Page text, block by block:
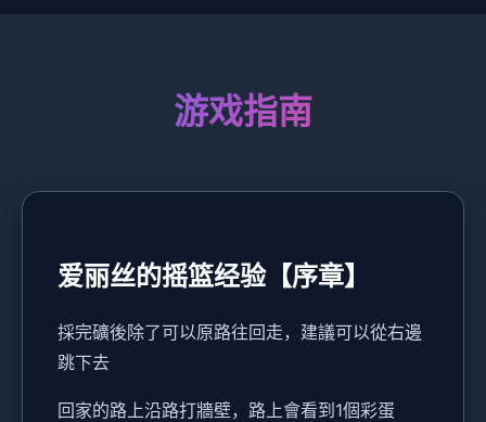
游戏指南
爱丽丝的摇篮经验【序章】
採完礦後除了可以原路往回走，建議可以從右邊
跳下去
回家的路上沿路打牆壁，路上會看到1個彩蛋